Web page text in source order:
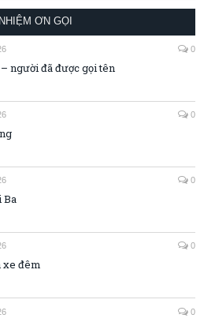
ƠN GỌI
0
người đã được gọi tên
0
0
Ba
0
xe đêm
0